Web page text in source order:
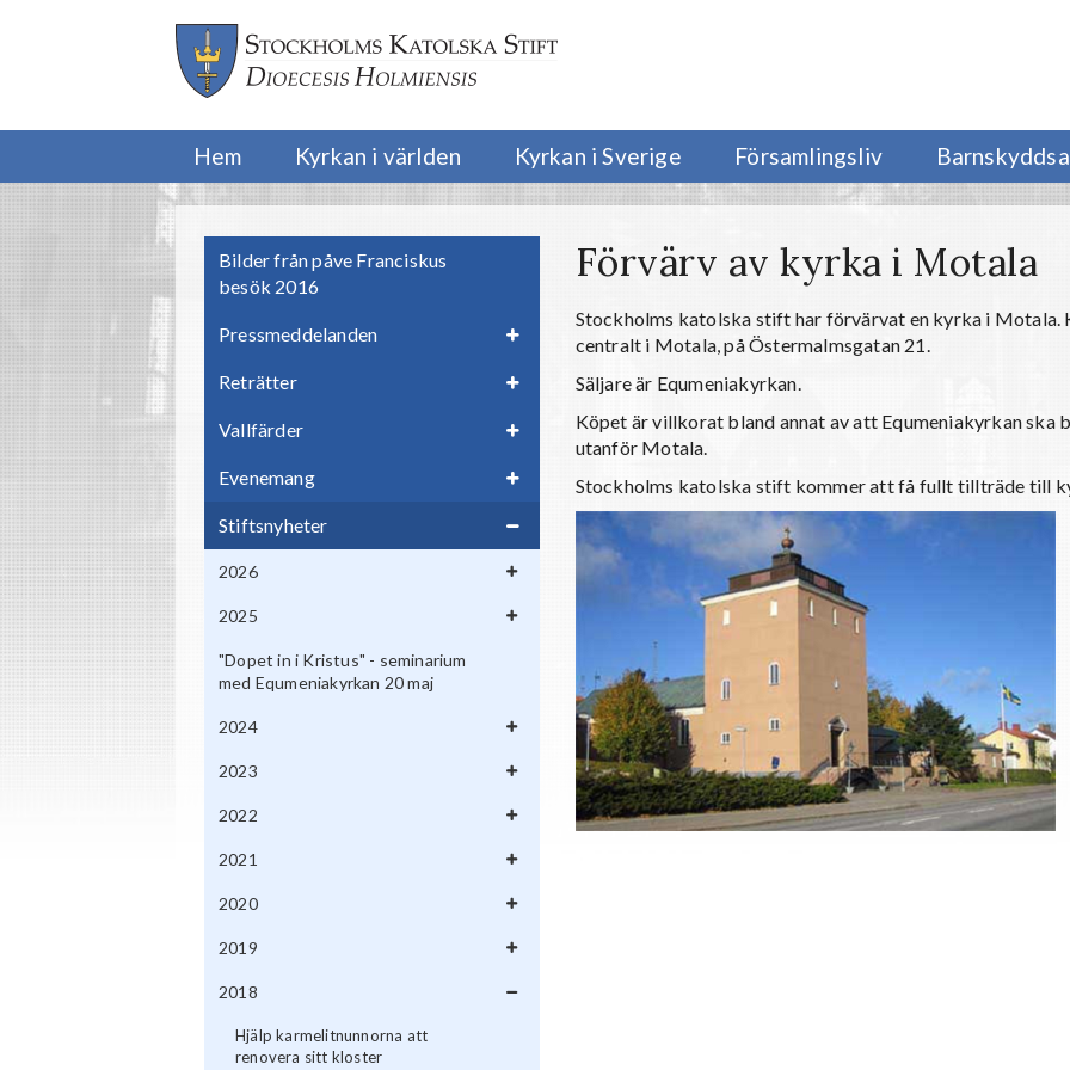
Hem Kyrkan i världen Kyrkan i Sverige Församlingsliv
Bilder från påve Franciskus
besök 2016
Pressmeddelanden
Reträtter
Vallfärder
Evenemang
Stiftsnyheter
2026
2025
"Dopet in i Kristus" - seminarium
med Equmeniakyrkan 20 maj
2024
2023
2022
2021
2020
2019
2018
Hjälp karmelitnunnorna att
renovera sitt kloster
Förvärv av kyrka i Motala
Stockholms katolska stift har förvärvat en kyrka i Motala.
centralt i Motala, på Östermalmsgatan 21.
Säljare är Equmeniakyrkan.
Köpet är villkorat bland annat av att Equmeniakyrkan ska
utanför Motala.
Stockholms katolska stift kommer att få fullt tillträde till